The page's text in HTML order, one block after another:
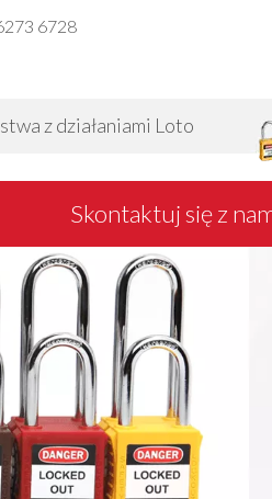
6728
z działaniami Loto
Skontaktuj się z